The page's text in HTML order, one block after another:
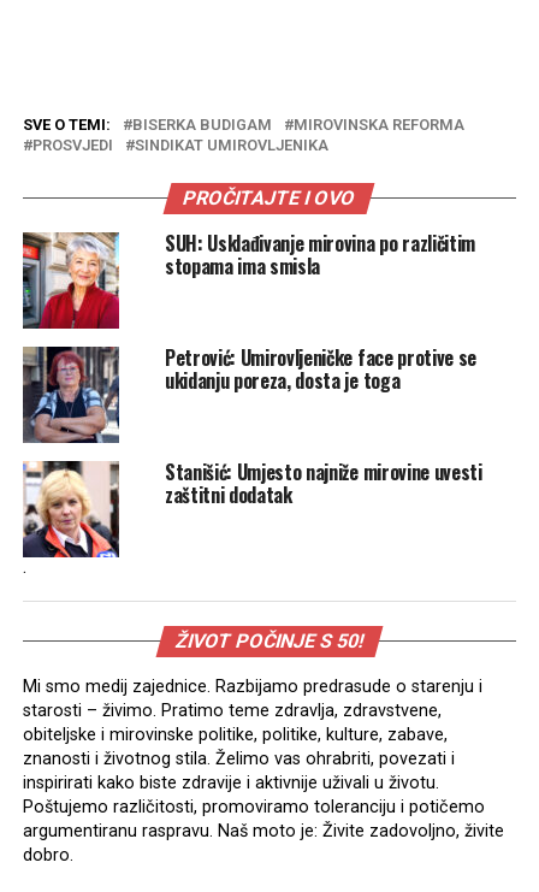
SVE O TEMI: BISERKA BUDIGAM
MIROVINSKA REFORMA
PROSVJEDI
SINDIKAT UMIROVLJENIKA
PROČITAJTE I OVO
SUH: Usklađivanje mirovina po različitim
stopama ima smisla
Petrović: Umirovljeničke face protive se
ukidanju poreza, dosta je toga
Stanišić: Umjesto najniže mirovine uvesti
zaštitni dodatak
.
ŽIVOT POČINJE S 50!
Mi smo medij zajednice. Razbijamo predrasude o starenju i
starosti – živimo. Pratimo teme zdravlja, zdravstvene,
obiteljske i mirovinske politike, politike, kulture, zabave,
znanosti i životnog stila. Želimo vas ohrabriti, povezati i
inspirirati kako biste zdravije i aktivnije uživali u životu.
Poštujemo različitosti, promoviramo toleranciju i potičemo
argumentiranu raspravu. Naš moto je: Živite zadovoljno, živite
dobro.